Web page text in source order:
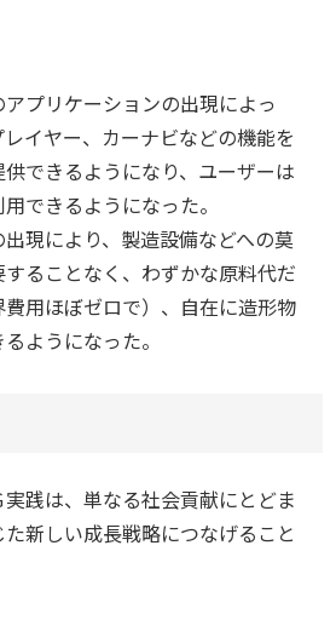
プリケーションの出現によっ
イヤー、カーナビなどの機能を
できるようになり、ユーザーは
できるようになった。
現により、製造設備などへの莫
ることなく、わずかな原料代だ
用ほぼゼロで）、自在に造形物
ようになった。
践は、単なる社会貢献にとどま
新しい成長戦略につなげること